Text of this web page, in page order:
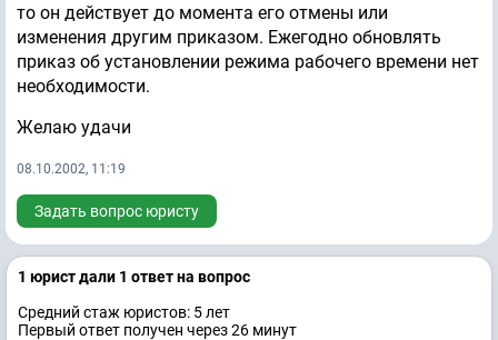
то он действует до момента его отмены или
изменения другим приказом. Ежегодно обновлять
приказ об установлении режима рабочего времени нет
необходимости.
Желаю удачи
08.10.2002, 11:19
Задать вопрос юристу
1 юрист дали 1 ответ на вопрос
Средний стаж юристов: 5 лет
Первый ответ получен через 26 минут